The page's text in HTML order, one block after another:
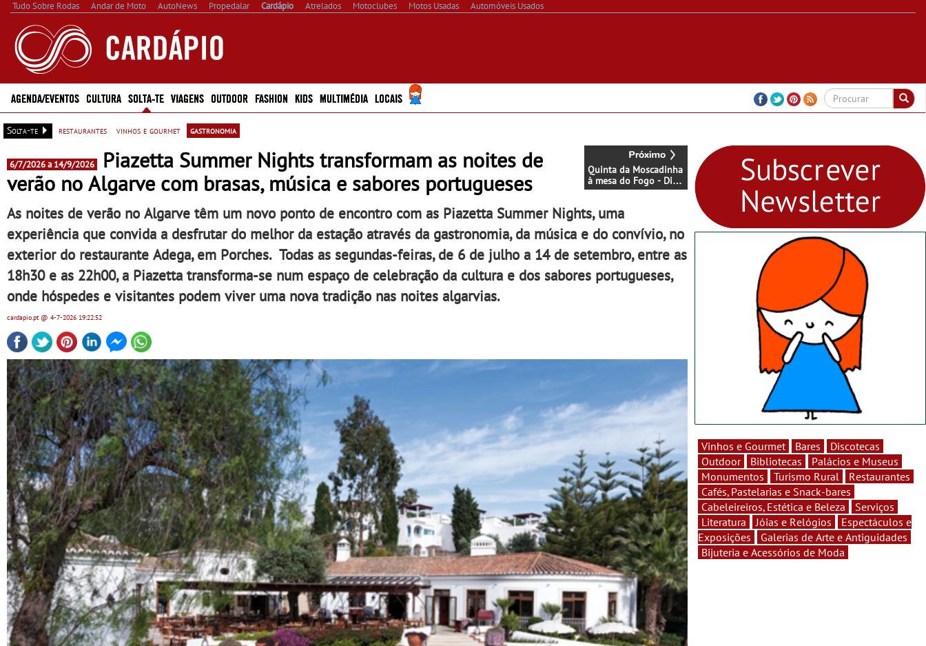
Tudo Sobre Rodas Andar de Moto AutoNews Propedalar Cardápio Atrelados Motoclubes Motos Usadas Automóveis Usados
AGENDA/EVENTOS CULTURA SOLTA-TE VIAGENS OUTDOOR FASHION KIDS MULTIMÉDIA LOCAIS
Solta-te restaurantes vinhos e gourmet gastronomia
Quinta da Moscadinha
à mesa do Fogo - Dia
7 de julho Márcio
Silva encontram-se à
mesa do FOGO
6/7/2026 a 14/9/2026
Piazetta Summer Nights transformam as noites de
verão no Algarve com brasas, música e sabores portugueses
As noites de verão no Algarve têm um novo ponto de encontro com as Piazetta Summer Nights, uma
experiência que convida a desfrutar do melhor da estação através da gastronomia, da música e do convívio, no
exterior do restaurante Adega, em Porches. Todas as segundas-feiras, de 6 de julho a 14 de setembro, entre as
18h30 e as 22h00, a Piazetta transforma-se num espaço de celebração da cultura e dos sabores portugueses,
onde hóspedes e visitantes podem viver uma nova tradição nas noites algarvias.
cardapio.pt@ 4-7-2026 19:22:52
Vinhos e Gourmet Bares
Discotecas
Outdoor
Bibliotecas
Palácios e Museus
Monumentos
Turismo Rural
Restaurantes
Cafés, Pastelarias e Snack-bares
Cabeleireiros, Estética e Beleza
Serviços
Literatura
Jóias e Relógios
Espectáculos e
Exposições
Galerias de Arte e Antiguidades
Bijuteria e Acessórios de Moda